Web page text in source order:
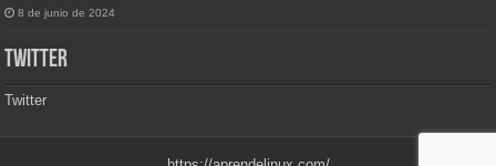
8 de junio de 2024
Twitter
Twitter